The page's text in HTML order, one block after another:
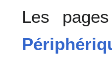
Les